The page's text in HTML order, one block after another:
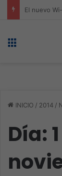
INICIO / 2014 /
Día: